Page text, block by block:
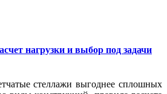
нагрузки и выбор под задачи
стеллажи выгоднее сплошных